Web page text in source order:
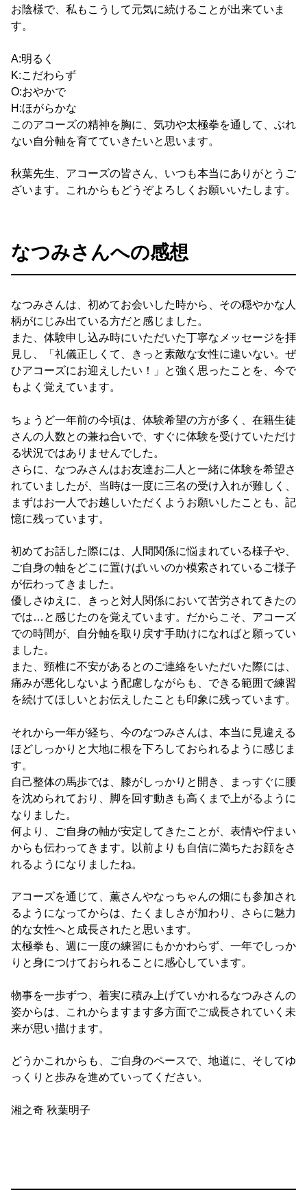
お陰様で、私もこうして元気に続けることが出来ていま
す。
A:明るく
K:こだわらず
O:おやかで
H:ほがらかな
このアコーズの精神を胸に、気功や太極拳を通して、ぶれ
ない自分軸を育てていきたいと思います。
秋葉先生、アコーズの皆さん、いつも本当にありがとうご
ざいます。これからもどうぞよろしくお願いいたします。
なつみさんへの感想
なつみさんは、初めてお会いした時から、その穏やかな人
柄がにじみ出ている方だと感じました。
また、体験申し込み時にいただいた丁寧なメッセージを拝
見し、「礼儀正しくて、きっと素敵な女性に違いない。ぜ
ひアコーズにお迎えしたい！」と強く思ったことを、今で
もよく覚えています。
ちょうど一年前の今頃は、体験希望の方が多く、在籍生徒
さんの人数との兼ね合いで、すぐに体験を受けていただけ
る状況ではありませんでした。
さらに、なつみさんはお友達お二人と一緒に体験を希望さ
れていましたが、当時は一度に三名の受け入れが難しく、
まずはお一人でお越しいただくようお願いしたことも、記
憶に残っています。
初めてお話した際には、人間関係に悩まれている様子や、
ご自身の軸をどこに置けばいいのか模索されているご様子
が伝わってきました。
優しさゆえに、きっと対人関係において苦労されてきたの
では…と感じたのを覚えています。だからこそ、アコーズ
での時間が、自分軸を取り戻す手助けになればと願ってい
ました。
また、頸椎に不安があるとのご連絡をいただいた際には、
痛みが悪化しないよう配慮しながらも、できる範囲で練習
を続けてほしいとお伝えしたことも印象に残っています。
それから一年が経ち、今のなつみさんは、本当に見違える
ほどしっかりと大地に根を下ろしておられるように感じま
す。
自己整体の馬歩では、膝がしっかりと開き、まっすぐに腰
を沈められており、脚を回す動きも高くまで上がるように
なりました。
何より、ご自身の軸が安定してきたことが、表情や佇まい
からも伝わってきます。以前よりも自信に満ちたお顔をさ
れるようになりましたね。
アコーズを通じて、薫さんやなっちゃんの畑にも参加され
るようになってからは、たくましさが加わり、さらに魅力
的な女性へと成長されたと思います。
太極拳も、週に一度の練習にもかかわらず、一年でしっか
りと身につけておられることに感心しています。
物事を一歩ずつ、着実に積み上げていかれるなつみさんの
姿からは、これからますます多方面でご成長されていく未
来が思い描けます。
どうかこれからも、ご自身のペースで、地道に、そしてゆ
っくりと歩みを進めていってください。
湘之奇 秋葉明子